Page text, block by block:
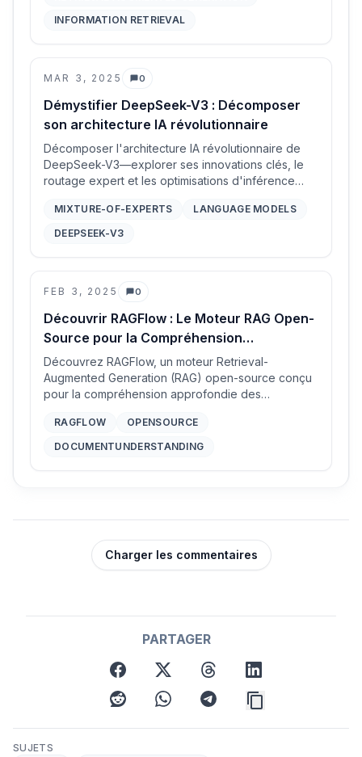
informations à différents niveaux d'abstraction,
impliquant de longs documents par rapport à la
INFORMATION RETRIEVAL
MAR 3, 2025 0
Commentaires
Démystifier DeepSeek-V3 : Décomposer
son architecture IA révolutionnaire
Décomposer l'architecture IA révolutionnaire de
DeepSeek-V3—explorer ses innovations clés, le
routage expert et les optimisations d'inférence
dans les mathématiques et les mécanismes qui
alimentent son efficacité et sa scalabilité.
MIXTURE-OF-EXPERTS
LANGUAGE MODELS
DEEPSEEK-V3
FEB 3, 2025 0
Commentaires
Découvrir RAGFlow : Le Moteur RAG Open-
Source pour la Compréhension
Approfondie des Documents
Découvrez RAGFlow, un moteur Retrieval-
Augmented Generation (RAG) open-source conçu
pour la compréhension approfondie des
recherche alimentées par l'IA.
RAGFLOW
OPENSOURCE
DOCUMENTUNDERSTANDING
Charger les commentaires
PARTAGER
facebook
x threads linkedin
reddit whatsapptelegram
SUJETS